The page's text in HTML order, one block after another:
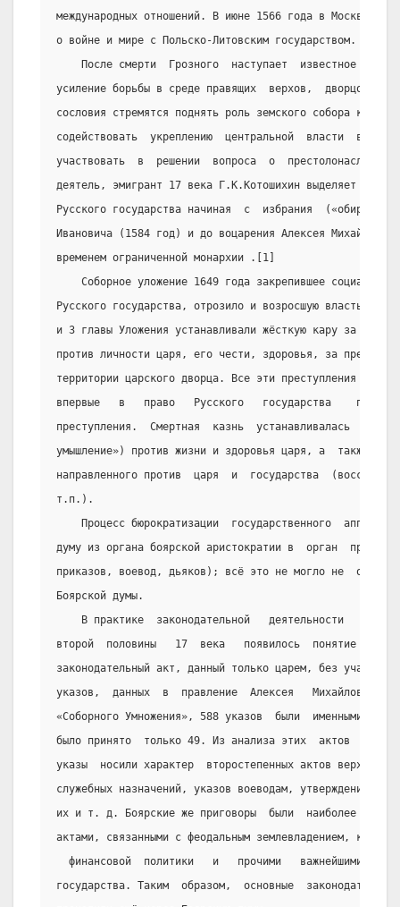
международных отношений. В июне 1566 года в Москве был
о войне и мире с Польско-Литовским государством.
После смерти  Грозного  наступает  известное
усиление борьбы в среде правящих  верхов,  дворцовые
сословия стремятся поднять роль земского собора как
содействовать  укреплению  центральной  власти  в
участвовать  в  решении  вопроса  о
деятель, эмигрант 17 века Г.К.Котошихин выделяет
Русского государства начиная  с  избрания
Ивановича (1584 год) и до воцарения Алексея
временем ограниченной монархии .[1]
Соборное уложение 1649 года закрепившее социально-
Русского государства, отрозило и возросшую власть
и 3 главы Уложения устанавливали жёсткую кару за
против личности царя, его чести, здоровья, за
территории царского дворца. Все эти преступления
впервые   в   право   Русского   государства
преступления.  Смертная  казнь  устанавливалась  за
умышление») против жизни и здоровья царя, а  также  за
направленного против  царя  и  государства
т.п.).
Процесс бюрократизации  государственного  аппарата
думу из органа боярской аристократии в  орган
приказов, воевод, дьяков); всё это не могло не
Боярской думы.
В практике  законодательной   деятельности
второй  половины   17  века   появилось  понятие
законодательный акт, данный только царем, без участия
указов,  данных  в  правление  Алексея   Михайловича
«Соборного Умножения», 588 указов  были  именными,  а
было принято  только 49. Из анализа этих  актов
указы  носили характер  второстепенных актов
служебных назначений, указов воеводам, утверждения
их и т. д. Боярские же приговоры  были  наиболее
актами, связанными с феодальным землевладением,
финансовой  политики   и   прочими   важнейшими
государства. Таким  образом,  основные